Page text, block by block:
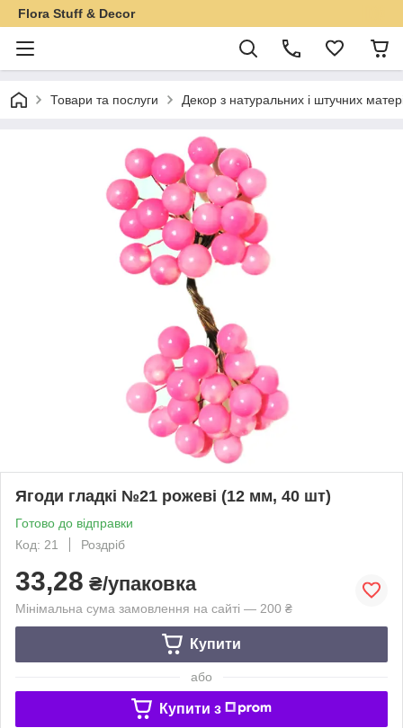
Flora Stuff & Decor
Товари та послуги Декор з натуральних і штучних
Ягоди гладкі №21 рожеві (12 мм, 40 шт)
Готово до відправки
Код: 21
Роздріб
33,28 ₴/упаковка
Мінімальна сума замовлення на сайті — 200 ₴
Купити
або
Купити з